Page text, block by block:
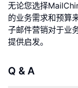
无论您选择
的业务需求和预算
子邮件营销对于业
提供启发。
Q & A